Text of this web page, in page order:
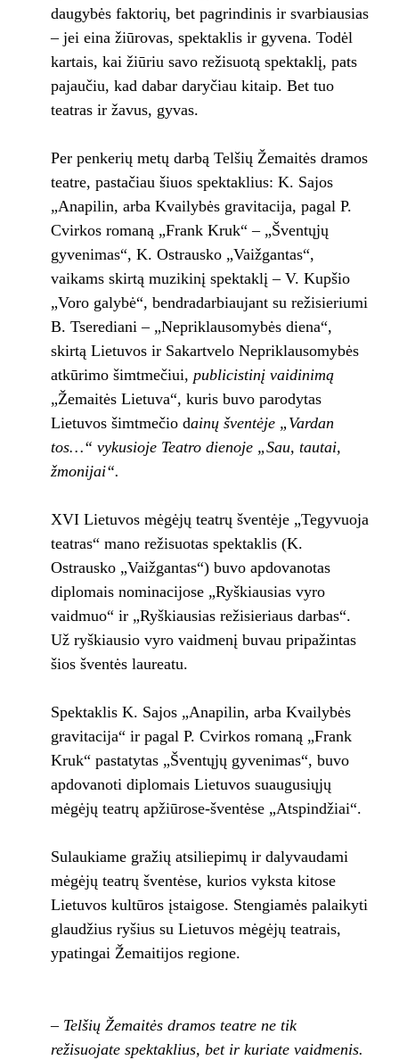
daugybės faktorių, bet pagrindinis ir svarbiausias
– jei eina žiūrovas, spektaklis ir gyvena. Todėl
kartais, kai žiūriu savo režisuotą spektaklį, pats
pajaučiu, kad dabar daryčiau kitaip. Bet tuo
teatras ir žavus, gyvas.
Per penkerių metų darbą Telšių Žemaitės dramos
teatre, pastačiau šiuos spektaklius: K. Sajos
„Anapilin, arba Kvailybės gravitacija, pagal P.
Cvirkos romaną „Frank Kruk“ – „Šventųjų
gyvenimas“, K. Ostrausko „Vaižgantas“,
vaikams skirtą muzikinį spektaklį – V. Kupšio
„Voro galybė“, bendradarbiaujant su režisieriumi
B. Tserediani – „Nepriklausomybės diena“,
skirtą Lietuvos ir Sakartvelo Nepriklausomybės
atkūrimo šimtmečiui, publicistinį vaidinimą
„Žemaitės Lietuva“, kuris buvo parodytas
Lietuvos šimtmečio dainų šventėje „Vardan
tos…“ vykusioje Teatro dienoje „Sau, tautai,
žmonijai“.
XVI Lietuvos mėgėjų teatrų šventėje „Tegyvuoja
teatras“ mano režisuotas spektaklis (K.
Ostrausko „Vaižgantas“) buvo apdovanotas
diplomais nominacijose „Ryškiausias vyro
vaidmuo“ ir „Ryškiausias režisieriaus darbas“.
Už ryškiausio vyro vaidmenį buvau pripažintas
šios šventės laureatu.
Spektaklis K. Sajos „Anapilin, arba Kvailybės
gravitacija“ ir pagal P. Cvirkos romaną „Frank
Kruk“ pastatytas „Šventųjų gyvenimas“, buvo
apdovanoti diplomais Lietuvos suaugusiųjų
mėgėjų teatrų apžiūrose-šventėse „Atspindžiai“.
Sulaukiame gražių atsiliepimų ir dalyvaudami
mėgėjų teatrų šventėse, kurios vyksta kitose
Lietuvos kultūros įstaigose. Stengiamės palaikyti
glaudžius ryšius su Lietuvos mėgėjų teatrais,
ypatingai Žemaitijos regione.
– Telšių Žemaitės dramos teatre ne tik
režisuojate spektaklius, bet ir kuriate vaidmenis.